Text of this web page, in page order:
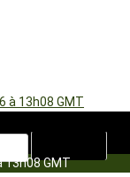
à 13h08 GMT
13h08 GMT